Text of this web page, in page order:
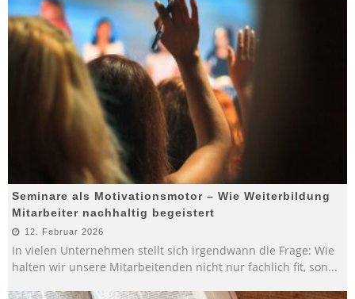
Seminare als Motivationsmotor – Wie Weiterbildung
Mitarbeiter nachhaltig begeistert
12. Februar 2026
In vielen Unternehmen stellt sich irgendwann die Frage: Wie
halten wir unsere Mitarbeitenden nicht nur fachlich fit, son...